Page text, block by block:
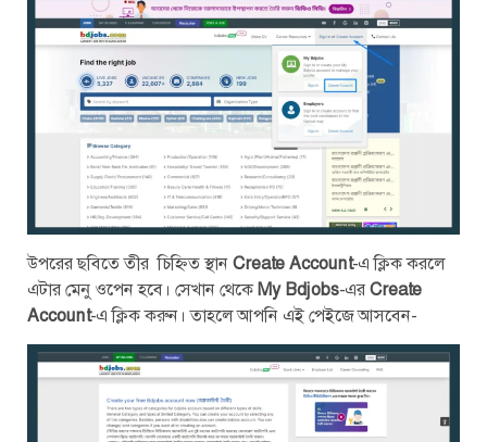
উপরের ছবিতে তীর চিহ্নিত স্থানCreate Account-এ ক্লিক করলে
এটার মেনু ওপেন হবে। সেখান থেকেMy Bdjobs-এরCreate
Account-এ ক্লিক করুন। তাহলে আপনি এই পেইজে আসবেন-